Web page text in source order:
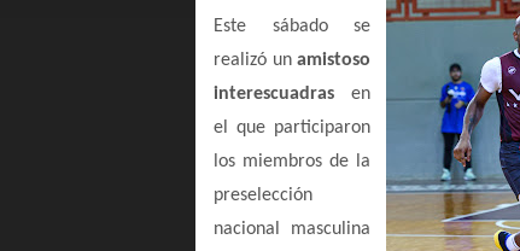
Este sábado se
realizó unamistoso
interescuadras en
el que participaron
los miembros de la
preselección
nacional masculina